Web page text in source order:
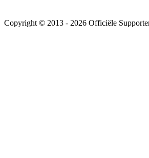
Copyright © 2013 - 2026 Officiële